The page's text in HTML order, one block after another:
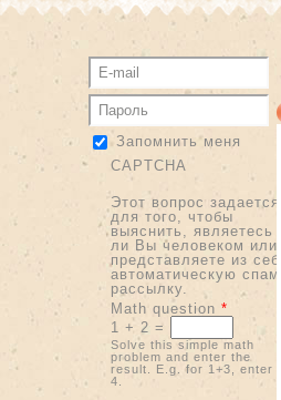
Запомнить меня
CAPTCHA
Этот вопрос задается
для того, чтобы
выяснить, являетесь
ли Вы человеком или
представляете из себя
автоматическую спам-
рассылку.
Math question *
1 + 2 =
Solve this simple math
problem and enter the
result. E.g. for 1+3, enter
4.